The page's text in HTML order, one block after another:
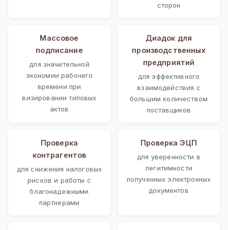
сторон
Массовое
подписание
для значительной
экономии рабочего
времени при
визировании типовых
актов
Диадок для
производственных
предприятий
для эффективного
взаимодействия с
большим количеством
поставщиков
Проверка
контрагентов
для снижения налоговых
рисков и работы с
благонадежными
партнерами
Проверка ЭЦП
для уверенности в
легитимности
полученных электронных
документов